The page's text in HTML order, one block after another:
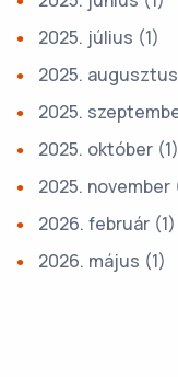
2025. július (1)
2025. augusztus
2025.
2025. október (1)
2025. november
2026. február (1)
2026. május (1)